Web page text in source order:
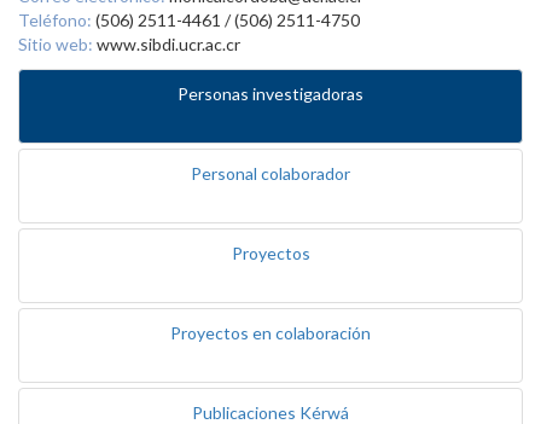
Teléfono: (506) 2511-4461 / (506) 2511-4750
Sitio web: www.sibdi.ucr.ac.cr
Personas investigadoras
Personal colaborador
Proyectos
Proyectos en colaboración
Publicaciones Kérwá